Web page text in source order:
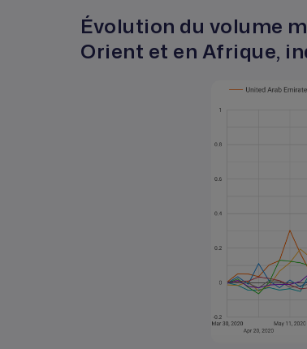
Évolution du volume
Orient et en Afrique,